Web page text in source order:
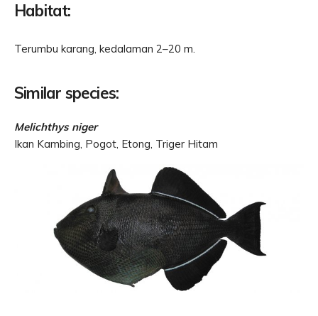
Habitat:
Terumbu karang, kedalaman 2–20 m.
Similar species:
Melichthys niger
Ikan Kambing, Pogot, Etong, Triger Hitam